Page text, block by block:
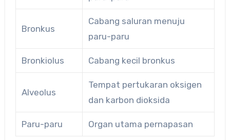
Bronkus
Cabang saluran menuju
paru-paru
Bronkiolus Cabang kecil bronkus
Alveolus
Tempat pertukaran oksigen
dan karbon dioksida
Paru-paru Organ utama pernapasan